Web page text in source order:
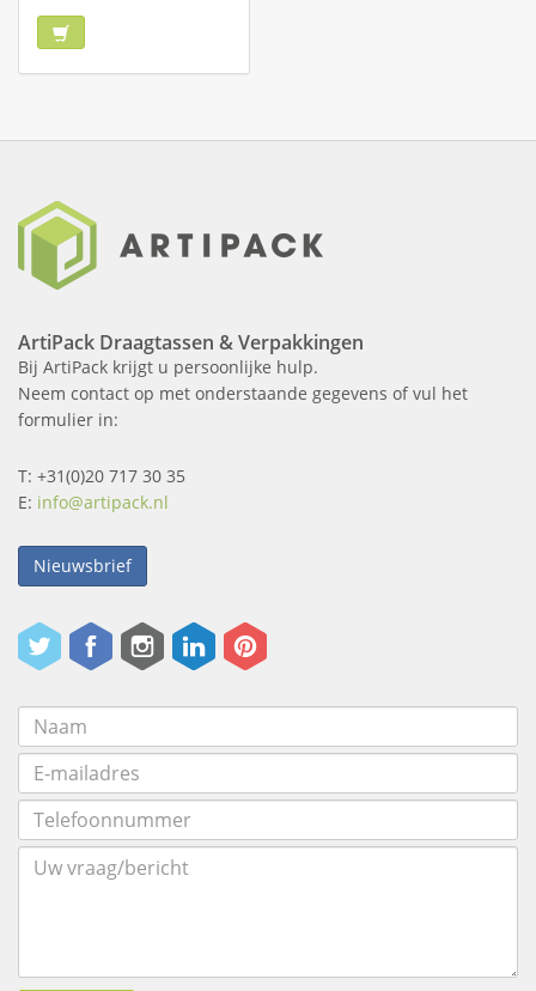
ArtiPack Draagtassen & Verpakkingen
Bij ArtiPack krijgt u persoonlijke hulp.
Neem contact op met onderstaande gegevens of vul het
formulier in:
T: +31(0)20 717 30 35
E: info@artipack.nl
Nieuwsbrief